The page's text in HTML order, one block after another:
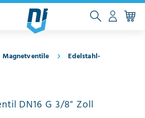
Magnetventile
Edelstahl-
DN16 G 3/8" Zoll